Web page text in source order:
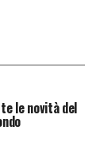
20 di
le novità del